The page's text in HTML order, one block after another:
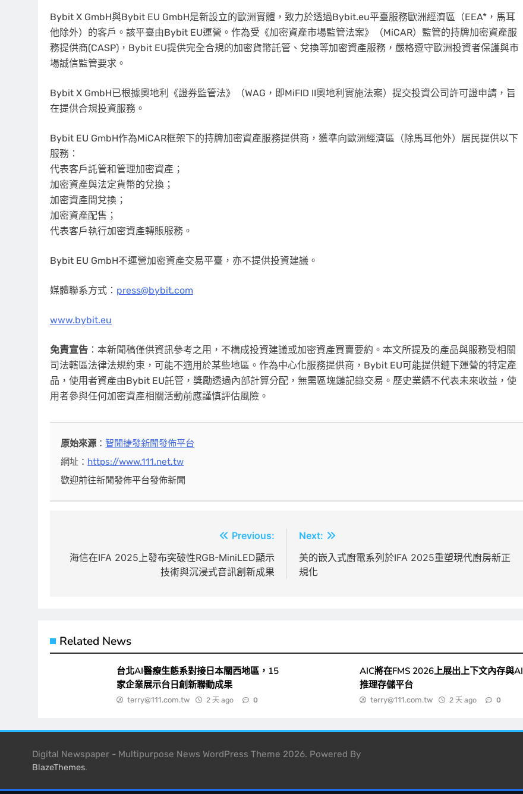
Bybit X GmbH與Bybit EU GmbH是新設立的歐洲實體，致力於透過Bybit.eu平臺服務歐洲經濟區（EEA*，馬耳
他除外）的客戶。該平臺由Bybit EU運營。作為受《加密資產市場監管法案》（MiCAR）監管的持牌加密資產服
務提供商(CASP)，Bybit EU提供完全合規的加密貨幣託管、兌換等加密資產服務，嚴格遵守歐洲投資者保護與市
場誠信監管要求。
Bybit X GmbH已根據奧地利《證券監管法》（WAG，即MiFID II奧地利實施法案）提交投資公司許可證申請，旨
在提供合規投資服務。
Bybit EU GmbH作為MiCAR框架下的持牌加密資產服務提供商，獲準向歐洲經濟區（除馬耳他外）居民提供以下
服務：
代表客戶託管和管理加密資產；
加密資產與法定貨幣的兌換；
加密資產間兌換；
加密資產配售；
代表客戶執行加密資產轉賬服務。
Bybit EU GmbH不運營加密資產交易平臺，亦不提供投資建議。
媒體聯系方式： press@bybit.com
www.bybit.eu
免責宣告 ：本新聞稿僅供資訊參考之用，不構成投資建議或加密資產買賣要約。本文所提及的產品與服務受相關
司法轄區法律法規約束，可能不適用於某些地區。作為中心化服務提供商，Bybit EU可能提供鏈下運營的特定產
品，使用者資產由Bybit EU託管，獎勵透過內部計算分配，無需區塊鏈記錄交易。歷史業績不代表未來收益，使
用者參與任何加密資產相關活動前應謹慎評估風險。
原始來源 ：智聞捷發新聞發佈平台
網址： https://www.111.net.tw
歡迎前往新聞發佈平台發佈新聞
章
Previous:
海信在IFA 2025上發布突破性RGB-MiniLED顯示
技術與沉浸式音訊創新成果
Next:
美的嵌入式廚電系列於IFA 2025重塑現代廚房新正
規化
Related News
台北AI醫療生態系對接日本關西地區，15
家企業展示台日創新聯動成果
terry@111.com.tw 2 天 ago 0
AIC將在FMS 2026上展出上下文內存與AI
推理存儲平台
terry@111.com.tw 2 天 ago 0
Digital Newspaper - Multipurpose News WordPress Theme 2026. Powered By
BlazeThemes.